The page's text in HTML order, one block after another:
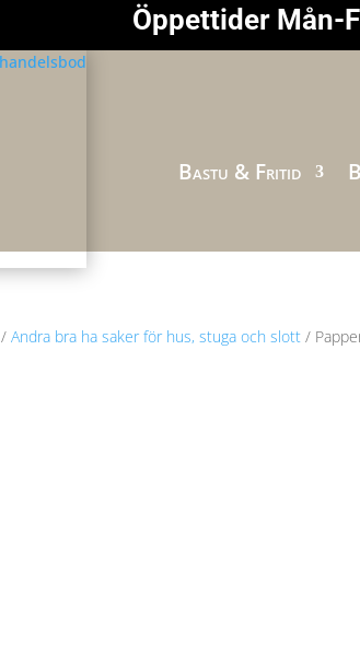
Öppettider Mån-
Bastu & Fritid
/Andra bra ha saker för hus, stuga och slott /